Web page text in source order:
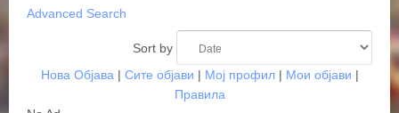
Advanced Search
Sort by
Нова Објава | Сите објави | Мој профил| Мои објави |
Правила